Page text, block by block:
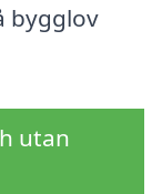
bygglov
utan